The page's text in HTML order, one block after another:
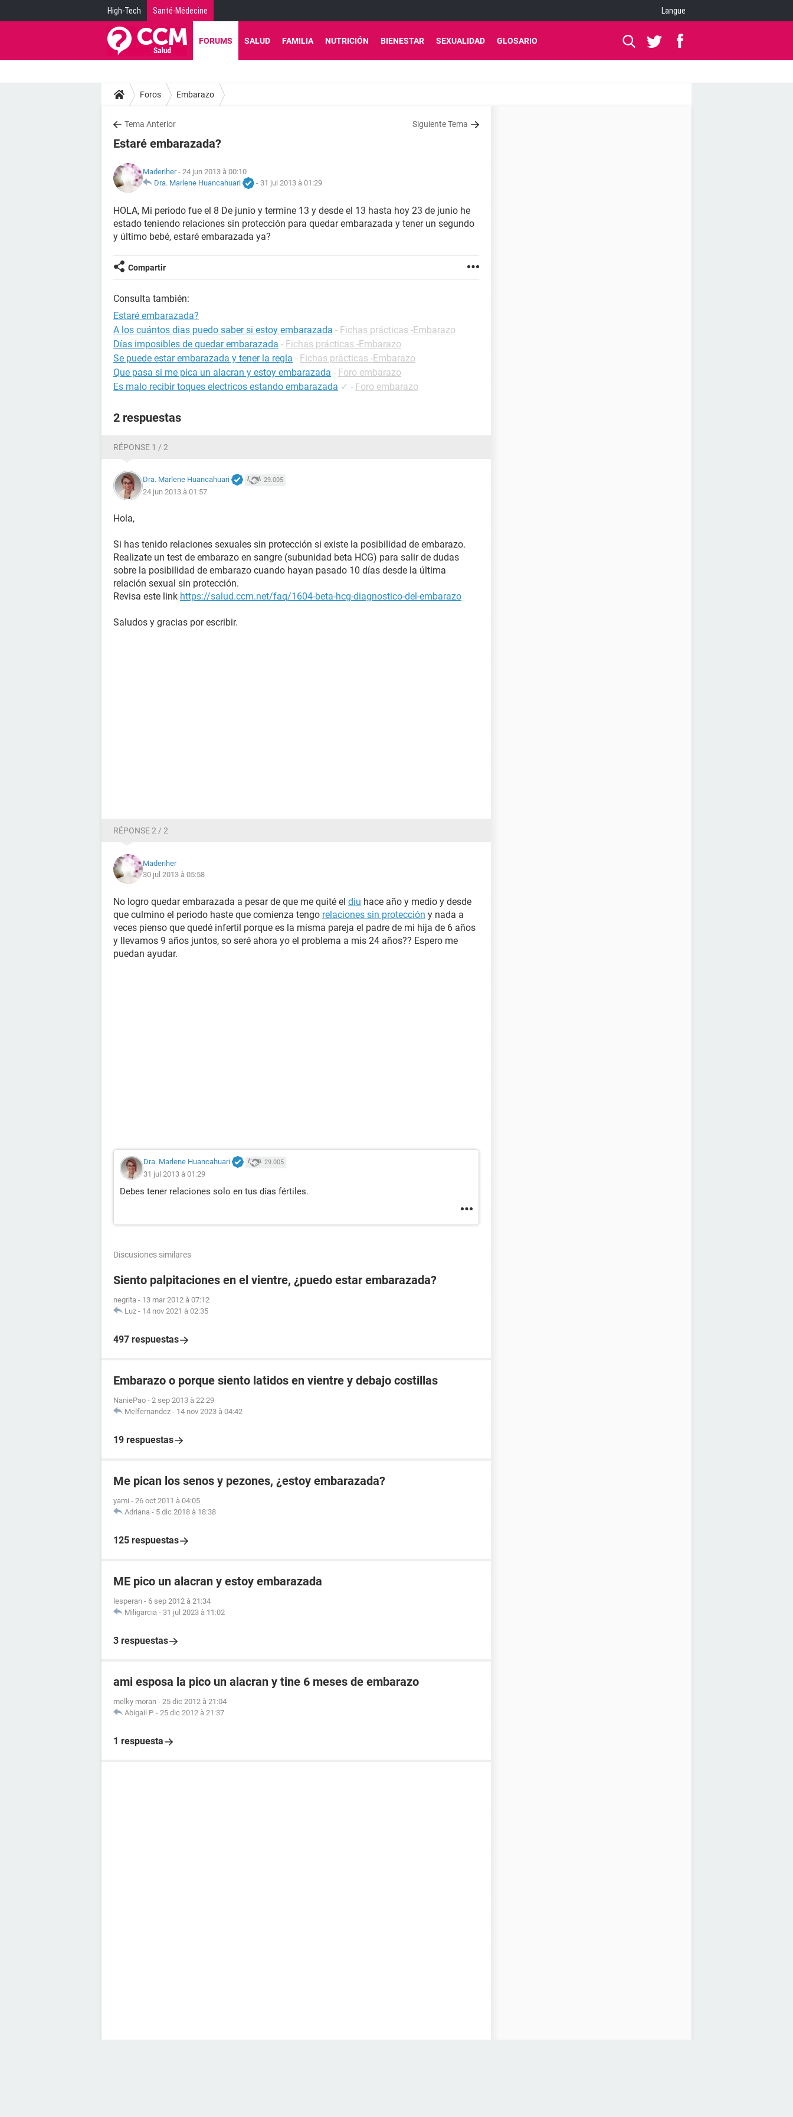
High-Tech Santé-Médecine Langue
FORUMS SALUD FAMILIA NUTRICIÓN BIENESTAR SEXUALIDAD GLOSARIO
Foros Embarazo
Tema Anterior Siguiente Tema
Estaré embarazada?
Maderiher- 24 jun 2013 à 00:10
Dra. Marlene Huancahuari
- 31 jul 2013 à 01:29
HOLA, Mi periodo fue el 8 De junio y termine 13 y desde el 13 hasta hoy 23 de junio he
estado teniendo relaciones sin protección para quedar embarazada y tener un segundo
y último bebé, estaré embarazada ya?
Compartir
Consulta también:
Estaré embarazada?
A los cuántos dias puedo saber si estoy embarazada - Fichas prácticas -Embarazo
Días imposibles de quedar embarazada - Fichas prácticas -Embarazo
Se puede estar embarazada y tener la regla - Fichas prácticas -Embarazo
Que pasa si me pica un alacran y estoy embarazada - Foro embarazo
Es malo recibir toques electricos estando embarazada ✓ - Foro embarazo
2 respuestas
RÉPONSE 1 / 2
Dra. Marlene Huancahuari 29.005
24 jun 2013 à 01:57
Hola,
Si has tenido relaciones sexuales sin protección si existe la posibilidad de embarazo.
Realizate un test de embarazo en sangre (subunidad beta HCG) para salir de dudas
sobre la posibilidad de embarazo cuando hayan pasado 10 días desde la última
relación sexual sin protección.
Revisa este link https://salud.ccm.net/faq/1604-beta-hcg-diagnostico-del-embarazo
Saludos y gracias por escribir.
RÉPONSE 2 / 2
Maderiher
30 jul 2013 à 05:58
No logro quedar embarazada a pesar de que me quité el diu hace año y medio y desde
que culmino el periodo haste que comienza tengo relaciones sin protección y nada a
veces pienso que quedé infertil porque es la misma pareja el padre de mi hija de 6 años
y llevamos 9 años juntos, so seré ahora yo el problema a mis 24 años?? Espero me
puedan ayudar.
Dra. Marlene Huancahuari 29.005
31 jul 2013 à 01:29
Debes tener relaciones solo en tus días fértiles.
Discusiones similares
Siento palpitaciones en el vientre, ¿puedo estar embarazada?
negrita - 13 mar 2012 à 07:12
Luz - 14 nov 2021 à 02:35
497 respuestas
Embarazo o porque siento latidos en vientre y debajo costillas
NaniePao - 2 sep 2013 à 22:29
Melfernandez - 14 nov 2023 à 04:42
19 respuestas
Me pican los senos y pezones, ¿estoy embarazada?
yami - 26 oct 2011 à 04:05
Adriana - 5 dic 2018 à 18:38
125 respuestas
ME pico un alacran y estoy embarazada
lesperan - 6 sep 2012 à 21:34
Miligarcia - 31 jul 2023 à 11:02
3 respuestas
ami esposa la pico un alacran y tine 6 meses de embarazo
melky moran - 25 dic 2012 à 21:04
Abigail P. - 25 dic 2012 à 21:37
1 respuesta